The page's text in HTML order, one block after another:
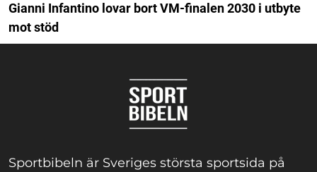
Gianni Infantino lovar bort VM-finalen 2030 i utbyte
mot stöd
Sportbibeln är Sveriges största sportsida på